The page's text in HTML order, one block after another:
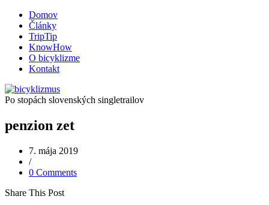
Domov
Články
TripTip
KnowHow
O bicyklizme
Kontakt
Po stopách slovenských singletrailov
penzion zet
7. mája 2019
/
0 Comments
Share This Post